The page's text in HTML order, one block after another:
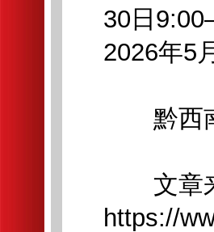
30日
2026年5
黔西南
文章来
https://